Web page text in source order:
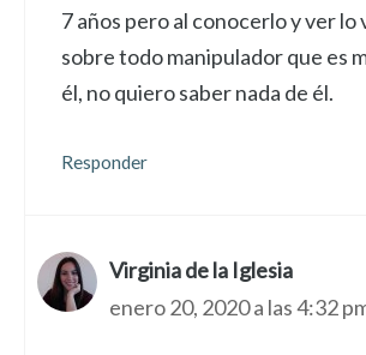
7 años pero al conocerlo y ver lo
sobre todo manipulador que es
él, no quiero saber nada de él.
Responder
Virginia de la Iglesia
enero 20, 2020 a las 4:32